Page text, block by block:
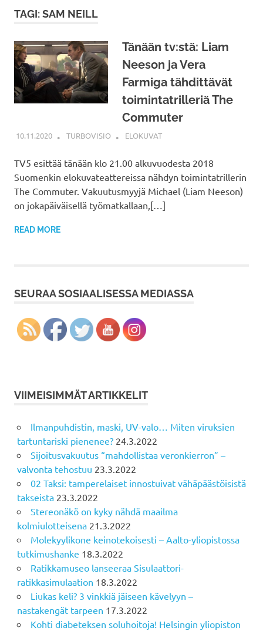
TAGI: SAM NEILL
Tänään tv:stä: Liam
Neeson ja Vera
Farmiga tähdittävät
toimintatrilleriä The
Commuter
10.11.2020 TURBOVISIO ELOKUVAT
TV5 esittää tänään klo 21.00 alkuvuodesta 2018
Suomenkin elokuvateattereissa nähdyn toimintatrillerin
The Commuter. Vakuutusmyyjä Michael (Liam Neeson)
on jokapäiväisellä työmatkallaan,[…]
READ MORE
SEURAA SOSIAALISESSA MEDIASSA
VIIMEISIMMÄT ARTIKKELIT
Ilmanpuhdistin, maski, UV-valo… Miten viruksien
tartuntariski pienenee? 24.3.2022
Sijoitusvakuutus “mahdollistaa veronkierron” –
valvonta tehostuu 23.3.2022
02 Taksi: tamperelaiset innostuivat vähäpäästöisistä
takseista 23.3.2022
Stereonäkö on kyky nähdä maailma
kolmiulotteisena 21.3.2022
Molekyylikone keinotekoisesti – Aalto-yliopistossa
tutkimushanke 18.3.2022
Ratikkamuseo lanseeraa Sisulaattori-
ratikkasimulaation 18.3.2022
Liukas keli? 3 vinkkiä jäiseen kävelyyn –
nastakengät tarpeen 17.3.2022
Kohti diabeteksen soluhoitoja! Helsingin yliopiston